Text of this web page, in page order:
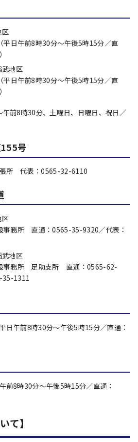
区
平日午前8時30分～午後5時15分／直
地区
平日午前8時30分～午後5時15分／直
前8時30分、土曜日、日曜日、祝日／
号
所 代表：0565-32-6110
区
事務所 直通：0565-35-9320／代表：
地区
事務所 足助支所 直通：0565-62-
35-1311
午前8時30分～午後5時15分／直通：
8時30分～午後5時15分／直通：
て】